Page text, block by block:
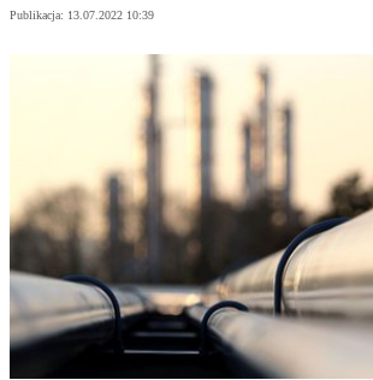
Publikacja: 13.07.2022 10:39